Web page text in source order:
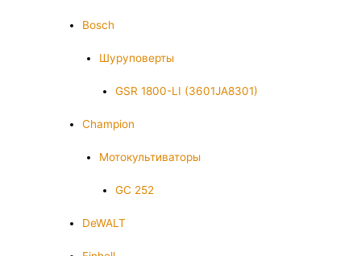
Bosch
Шуруповерты
GSR 1800-LI (3601JA8301)
Champion
Мотокультиваторы
GC 252
DeWALT